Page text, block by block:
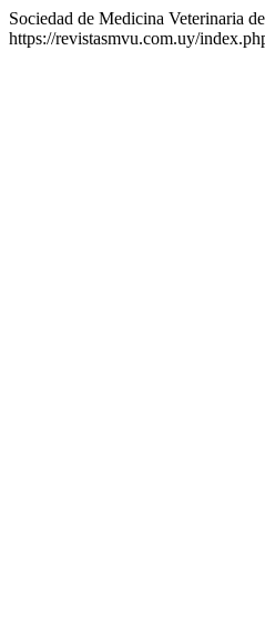
Sociedad de Medicina Veterinaria
https://revistasmvu.com.uy/